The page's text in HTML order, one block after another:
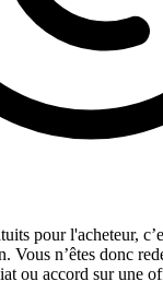
pour l'acheteur,
Vous n’êtes donc
ou accord sur une